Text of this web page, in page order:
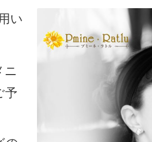
い
ニ
予